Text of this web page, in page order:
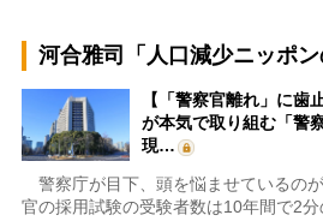
河合雅司「人口減少ニッポン
【「警察官離れ」に歯
が本気で取り組む「警
現…
警察庁が目下、頭を悩ませているの
官の採用試験の受験者数は10年間で2